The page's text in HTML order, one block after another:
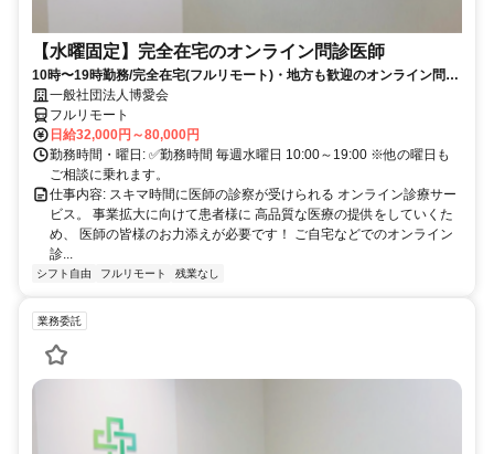
【水曜固定】完全在宅のオンライン問診医師
10時〜19時勤務/完全在宅(フルリモート)・地方も歓迎のオンライン問診
業務一般社団法人博愛会
フルリモート
日給32,000円～80,000円
勤務時間・曜日: ✅勤務時間 毎週水曜日 10:00～19:00 ※他の曜日も
ご相談に乗れます。
仕事内容: スキマ時間に医師の診察が受けられる オンライン診療サー
ビス。 事業拡大に向けて患者様に 高品質な医療の提供をしていくた
め、 医師の皆様のお力添えが必要です！ ご自宅などでのオンライン
診...
シフト自由 フルリモート 残業なし
業務委託